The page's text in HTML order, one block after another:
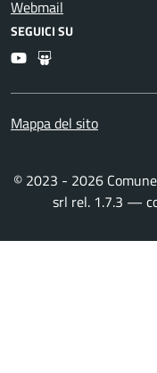
Webmail
SEGUICI SU
YoutubeSlideshare
Mappa del sito
© 2023 - 2026
srl rel. 1.7.3 —